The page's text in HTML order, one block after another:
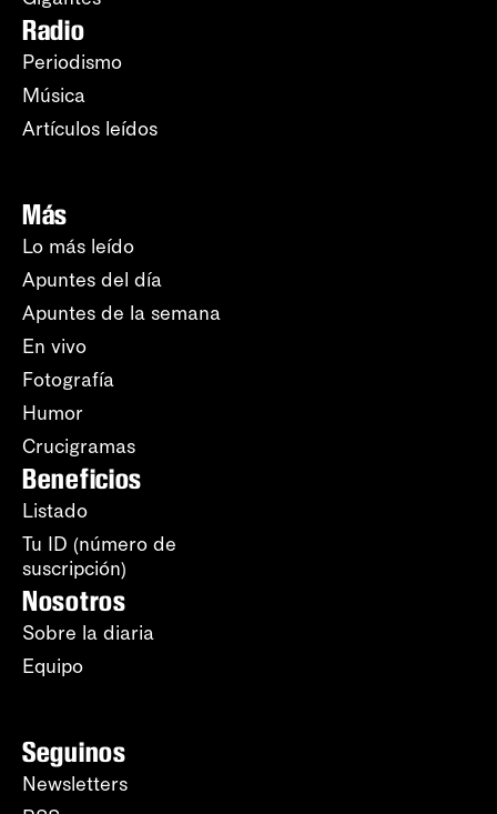
Radio
Periodismo
Música
Artículos leídos
Más
Lo más leído
Apuntes del día
Apuntes de la semana
En vivo
Fotografía
Humor
Crucigramas
Beneficios
Listado
Tu ID (número de
suscripción)
Nosotros
Sobre la diaria
Equipo
Seguinos
Newsletters